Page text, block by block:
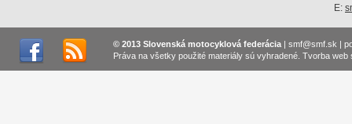
E:
© 2013 Slovenská motocyklová federácia | smf@smf.sk |
Práva na všetky použité materiály sú vyhradené. Tvorba web